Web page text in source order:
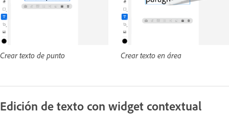
Crear texto de punto Crear texto en área
Edición de texto con widget contextual